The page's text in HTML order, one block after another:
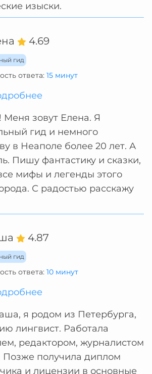
изыски.
4.69
гид
ответа: 15 минут
Меня зовут Елена. Я
гид и немного
в Неаполе более 20 лет. А
Пишу фантастику и сказки,
мифы и легенды этого
С радостью расскажу
4.87
гид
ответа: 10 минут
я родом из Петербурга,
лингвист. Работала
редактором, журналистом
получила диплом
и лицензии в основные